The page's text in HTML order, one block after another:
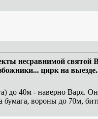
несравнимой святой
цирк на
до 40м - наверно Варя.
бумага, вороны до 70м,